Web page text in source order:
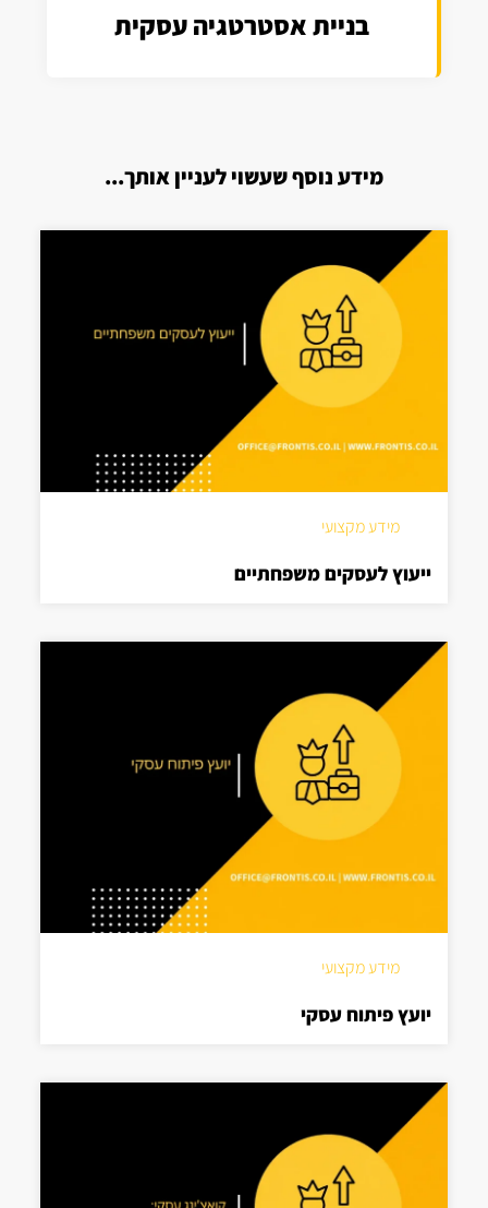
בניית אסטרטגיה עסקית
מידע נוסף שעשוי לעניין אותך...
מידע מקצועי
ייעוץ לעסקים משפחתיים
מידע מקצועי
יועץ פיתוח עסקי